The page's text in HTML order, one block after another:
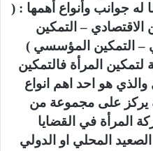
له جوانب وأنواع أهمها : (
الاقتصادي – التمكين
– التمكين المؤسسي )
لتمكين المرأة فالتمكين
هو احد اهم انواع
يركز على مجموعة من
المرأة في القضايا
المحلي او الدولي